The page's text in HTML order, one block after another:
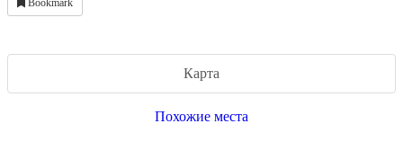
Bookmark
Карта
Похожие места